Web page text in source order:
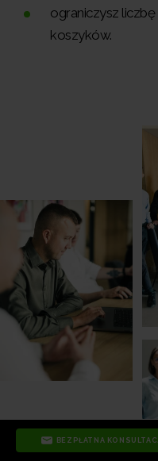
ograniczysz
koszyków.
BEZPŁATNA